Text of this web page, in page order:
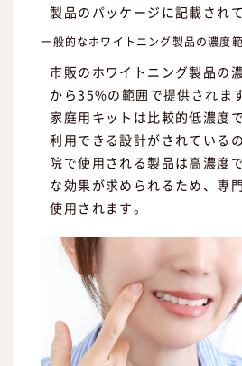
製品のパッケージに記載されて
一般的なホワイトニング製品の濃度
市販のホワイトニング製品の
から35%の範囲で提供されます
家庭用キットは比較的低濃度
利用できる設計がされている
院で使用される製品は高濃度
な効果が求められるため、専
使用されます。